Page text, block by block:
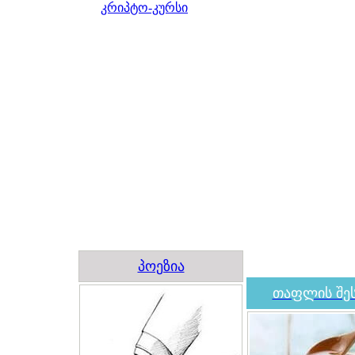
კრიპტო-კურსი
პოეზია
თაფლის